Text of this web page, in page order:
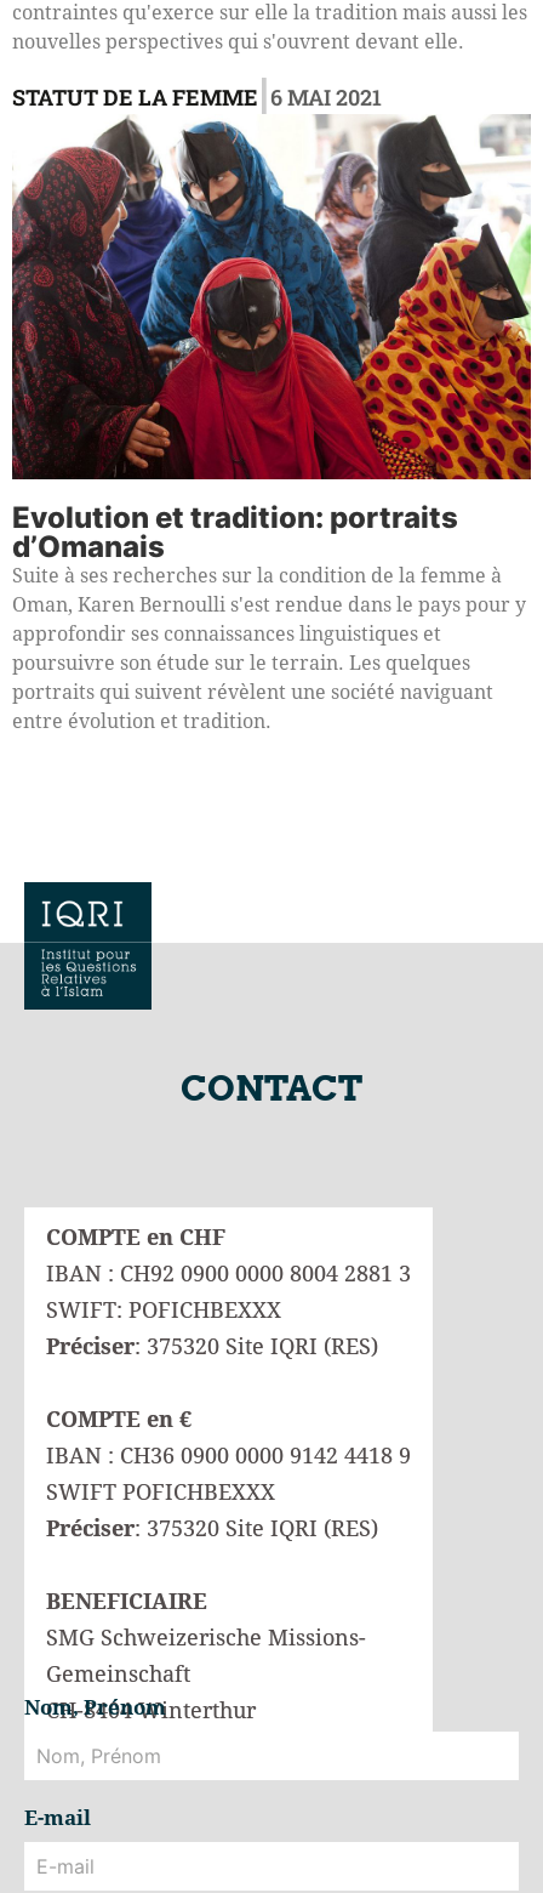
contraintes qu'exerce sur elle la tradition mais aussi les
nouvelles perspectives qui s'ouvrent devant elle.
STATUT DE LA FEMME 6 MAI 2021
Evolution et tradition: portraits
d’Omanais
Suite à ses recherches sur la condition de la femme à
Oman, Karen Bernoulli s'est rendue dans le pays pour y
approfondir ses connaissances linguistiques et
poursuivre son étude sur le terrain. Les quelques
portraits qui suivent révèlent une société naviguant
entre évolution et tradition.
CONTACT
COMPTE en CHF
IBAN : CH92 0900 0000 8004 2881 3
SWIFT: POFICHBEXXX
Préciser: 375320 Site IQRI (RES)
COMPTE en €
IBAN : CH36 0900 0000 9142 4418 9
SWIFT POFICHBEXXX
Préciser: 375320 Site IQRI (RES)
BENEFICIAIRE
SMG Schweizerische Missions-
Gemeinschaft
CH-8404 Winterthur
Nom, Prénom
E-mail